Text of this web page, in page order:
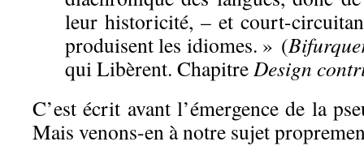
leur historicité, – et court-
produisent les idiomes. » (
qui Libèrent. ChapitreDesign
C’est écrit avant l’émergence de la
Mais venons-en à notre sujet